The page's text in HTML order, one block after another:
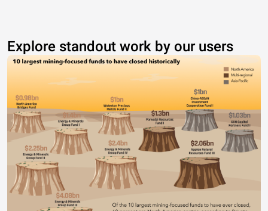
Explore standout work by our users